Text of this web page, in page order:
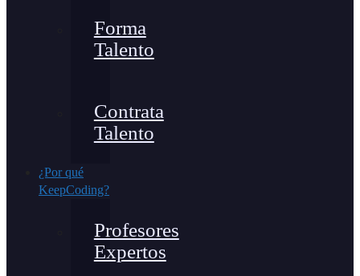
Forma
Talento
Contrata
Talento
¿Por qué
KeepCoding?
Profesores
Expertos